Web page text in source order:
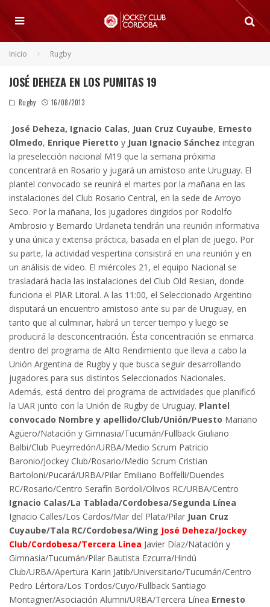
Inicio Rugby
JOSÉ DEHEZA EN LOS PUMITAS 19
Rugby 16/08/2013
José Deheza, Ignacio Calas, Juan Cruz Cuyaube, Ernesto
Olmedo, Enrique Pieretto y Juan Ignacio Sánchez integran
la preselección nacional M19 que la semana próxima
concentrará en Rosario y jugará un amistoso ante Uruguay. El
plantel convocado se reunirá el martes por la mañana en las
instalaciones del Club Rosario Central, en la sede de Arroyo
Seco. Por la mañana, los jugadores dirigidos por Rodolfo
Ambrosio y Bernardo Urdaneta tendrán una reunión informativa
y una única y extensa práctica, basada en el plan de juego. Por
su parte, la actividad vespertina consistirá en una reunión y en
un análisis de video. El miércoles 21, el equipo Nacional se
trasladará hacia las instalaciones del Club Old Resian, donde
funciona el PlAR Litoral. A las 11:00, el Seleccionado Argentino
disputará un encuentro amistoso ante su par de Uruguay, en
tanto que al culminar, habrá un tercer tiempo y luego se
producirá la desconcentración. Ésta concentración se enmarca
dentro del programa de Alto Rendimiento que lleva a cabo la
Unión Argentina de Rugby y que busca seguir desarrollando
jugadores para sus distintos Seleccionados Nacionales.
Además, está dentro del programa de actividades que planificó
la UAR junto con la Unión de Rugby de Uruguay. Plantel
convocado Nombre y apellido/Club/Unión/Puesto Mariano
Agüero/Natación y Gimnasia/Tucumán/Fullback Giuliano
Balbi/Club Pueyrredón/URBA/Medio Scrum Patricio
Baronio/Jockey Club/Rosario/Medio Scrum Cristian
Bartoloni/Pucará/URBA/Pilar Emiliano Boffelli/Duendes
RC/Rosario/Centro Serafín Bordoli/Olivos RC/URBA/Centro
Ignacio Calas/La Tablada/Cordobesa/Segunda Línea
Ignacio Calles/Los Cardos/Mar del Plata/Pilar Juan Cruz
Cuyaube/Tala RC/Cordobesa/Wing José Deheza/Jockey
Club/Cordobesa/Tercera Línea Javier Díaz/Natación y
Gimnasia/Tucumán/Pilar Bautista Ezcurra/Hindú
Club/URBA/Apertura Karin Jatib/Universitario/Tucumán/Centro
Pedro Lértora/Los Tordos/Cuyo/Fullback Santiago
Montagner/Asociación Alumni/URBA/Tercera Línea Ernesto